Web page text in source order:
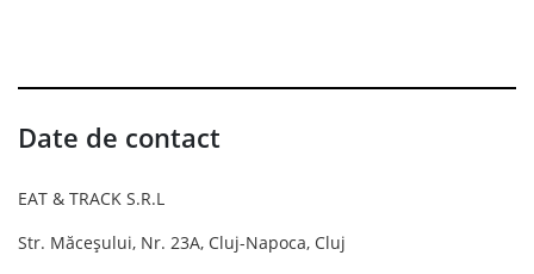
Date de contact
EAT & TRACK S.R.L
Str. Măceșului, Nr. 23A, Cluj-Napoca, Cluj